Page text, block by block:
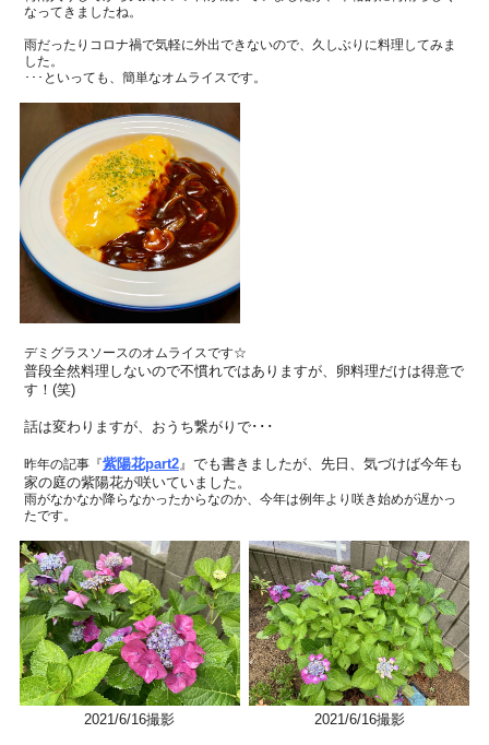
なってきましたね。
雨だったりコロナ禍で気軽に外出できないので、久しぶりに料理してみま
した。
･･･といっても、簡単なオムライスです。
デミグラスソースのオムライスです☆
普段全然料理しないので不慣れではありますが、卵料理だけは得意で
す！(笑)
話は変わりますが、おうち繋がりで･･･
昨年の記事『紫陽花part2』でも書きましたが、先日、気づけば今年も
家の庭の紫陽花が咲いていました。
雨がなかなか降らなかったからなのか、今年は例年より咲き始めが遅かっ
たです。
2021/6/16撮影 2021/6/16撮影